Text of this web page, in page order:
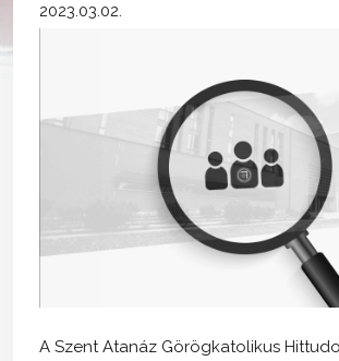
2023.03.02.
A Szent Atanáz Görögkatolikus